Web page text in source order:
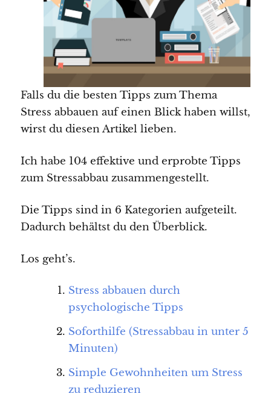
Falls du die besten Tipps zum Thema
Stress abbauen auf einen Blick haben willst,
wirst du diesen Artikel lieben.
Ich habe 104 effektive und erprobte Tipps
zum Stressabbau zusammengestellt.
Die Tipps sind in 6 Kategorien aufgeteilt.
Dadurch behältst du den Überblick.
Los geht’s.
Stress abbauen durch
psychologische Tipps
Soforthilfe (Stressabbau in unter 5
Minuten)
Simple Gewohnheiten um Stress
zu reduzieren